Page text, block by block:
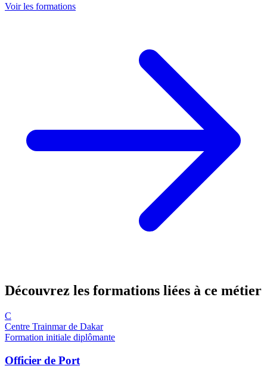
Voir les formations
Découvrez les formations liées à ce métier
C
Centre Trainmar de Dakar
Formation initiale diplômante
Officier de Port